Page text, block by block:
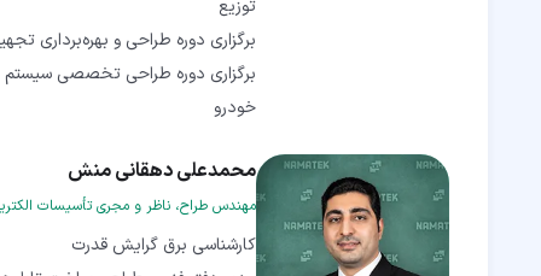
برگزاری دوره طراحی تخصصی سیستم
خودرو
محمدعلی دهقانی منش
مهندس طراح، ناظر و مجری تأسیسات